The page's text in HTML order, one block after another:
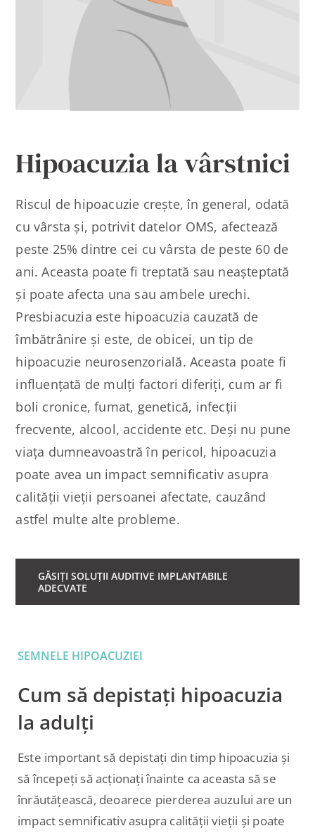
Hipoacuzia la vârstnici
Riscul de hipoacuzie crește, în general, odată
cu vârsta și, potrivit datelor OMS, afectează
peste 25% dintre cei cu vârsta de peste 60 de
ani. Aceasta poate fi treptată sau neașteptată
și poate afecta una sau ambele urechi.
Presbiacuzia este hipoacuzia cauzată de
îmbătrânire și este, de obicei, un tip de
hipoacuzie neurosenzorială. Aceasta poate fi
influențată de mulți factori diferiți, cum ar fi
boli cronice, fumat, genetică, infecții
frecvente, alcool, accidente etc. Deși nu pune
viața dumneavoastră în pericol, hipoacuzia
poate avea un impact semnificativ asupra
calității vieții persoanei afectate, cauzând
astfel multe alte probleme.
GĂSIȚI SOLUȚII AUDITIVE IMPLANTABILE
ADECVATE
SEMNELE HIPOACUZIEI
Cum să depistați hipoacuzia
la adulți
Este important să depistați din timp hipoacuzia și
să începeți să acționați înainte ca aceasta să se
înrăutățească, deoarece pierderea auzului are un
impact semnificativ asupra calității vieții și poate